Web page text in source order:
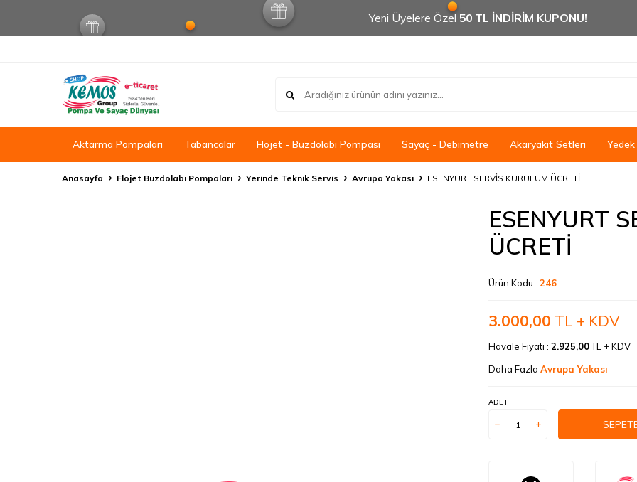
Yeni Üyelere Özel 50 TL İNDİRİM KUPONU!
Aktarma Pompaları Tabancalar Flojet - Buzdolabı Pompası Sayaç - Debimetre Akaryakıt Setleri
Anasayfa Flojet Buzdolabı Pompaları Yerinde Teknik Servis Avrupa Yakası ESENYURT SERVİS KURULUM ÜCRETİ
ESENYURT
ÜCRETİ
Ürün Kodu : 246
3.000,00 TL + KDV
Havale Fiyatı : 2.925,00TL + KDV
Daha Fazla Avrupa Yakası
ADET